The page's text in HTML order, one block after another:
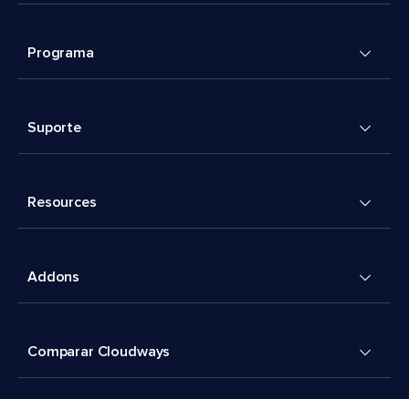
Programa
Suporte
Resources
Addons
Comparar Cloudways